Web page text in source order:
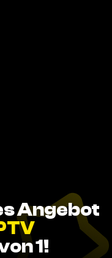
Angebot
1!